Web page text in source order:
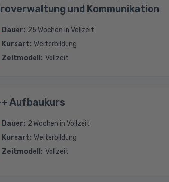
und Kommunikation
Dauer: 25 Wochen in Vollzeit
Kursart: Weiterbildung
Zeitmodell : Vollzeit
Aufbaukurs
Dauer: 2 Wochen in Vollzeit
Kursart: Weiterbildung
Zeitmodell : Vollzeit